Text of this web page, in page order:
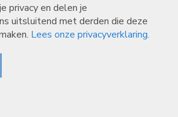
privacy en delen je
uitsluitend met derden die deze
Lees onze privacyverklaring.